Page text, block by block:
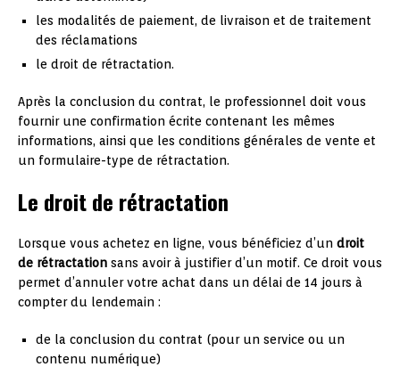
les modalités de paiement, de livraison et de traitement
des réclamations
le droit de rétractation.
Après la conclusion du contrat, le professionnel doit vous
fournir une confirmation écrite contenant les mêmes
informations, ainsi que les conditions générales de vente et
un formulaire-type de rétractation.
Le droit de rétractation
Lorsque vous achetez en ligne, vous bénéficiez d’un droit
de rétractation sans avoir à justifier d’un motif. Ce droit vous
permet d’annuler votre achat dans un délai de 14 jours à
compter du lendemain :
de la conclusion du contrat (pour un service ou un
contenu numérique)